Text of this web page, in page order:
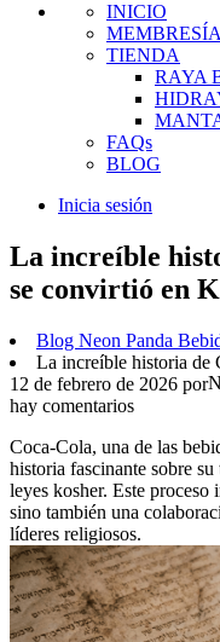
INICIO
TIENDA
RAYA
FAQs
BLOG
Inicia sesión
La increíble
se convirtió en
Blog Neon Panda
La increíble historia de
12 de febrero de 2026 por
hay comentarios
Coca-Cola, una de las
historia fascinante sobre
leyes kosher. Este
sino también una
líderes religiosos.